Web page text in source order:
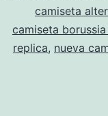
camiseta
camiseta
replica, nueva